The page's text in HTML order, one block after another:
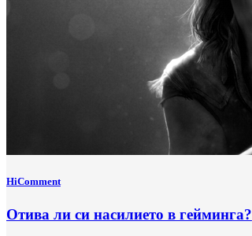
HiComment
Отива ли си насилието в гейминга?